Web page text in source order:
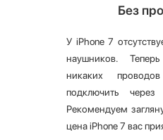
Без
У iPhone 7
наушников.
никаких
подключить
Рекомендуем
цена iPhone 7 вас